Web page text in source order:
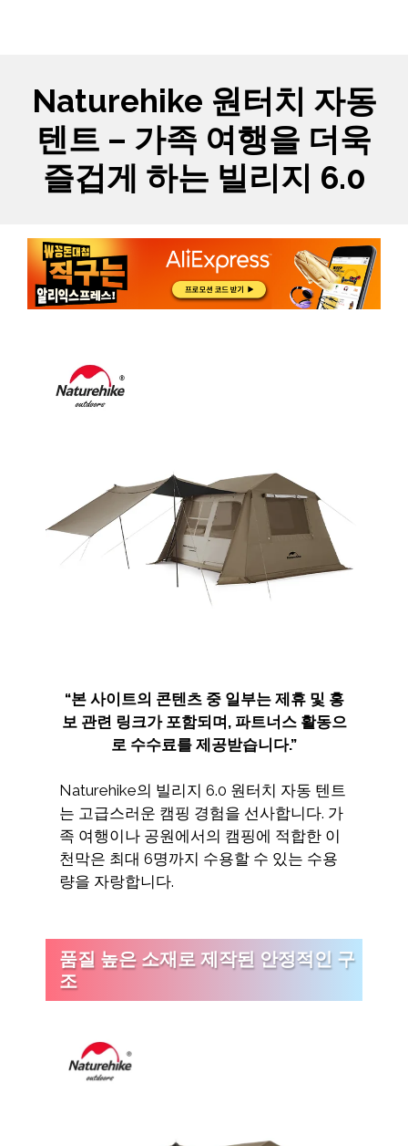
Naturehike 원터치 자동
텐트 – 가족 여행을 더욱
즐겁게 하는 빌리지 6.0
“본 사이트의 콘텐츠 중 일부는 제휴 및 홍
보 관련 링크가 포함되며, 파트너스 활동으
로 수수료를 제공받습니다.”
Naturehike의 빌리지 6.0 원터치 자동 텐트
는 고급스러운 캠핑 경험을 선사합니다. 가
족 여행이나 공원에서의 캠핑에 적합한 이
천막은 최대 6명까지 수용할 수 있는 수용
량을 자랑합니다.
품질 높은 소재로 제작된 안정적인 구
조